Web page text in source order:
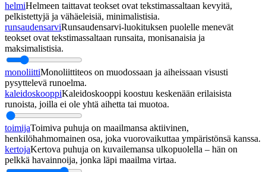
helmiHelmeen taittavat teokset ovat tekstimassaltaan kevyitä,
pelkistettyjä ja vähäeleisiä, minimalistisia.
runsaudensarviRunsaudensarvi-luokituksen puolelle menevät
teokset ovat tekstimassaltaan runsaita, monisanaisia ja
maksimalistisia.
monoliittiMonoliittiteos on muodossaan ja aiheissaan visusti
pysyttelevä runoelma.
kaleidoskooppiKaleidoskooppi koostuu keskenään erilaisista
runoista, joilla ei ole yhtä aihetta tai muotoa.
toimijaToimiva puhuja on maailmansa aktiivinen,
henkilöhahmomainen osa, joka vuorovaikuttaa ympäristönsä kanssa.
kertojaKertova puhuja on kuvailemansa ulkopuolella – hän on
pelkkä havainnoija, jonka läpi maailma virtaa.